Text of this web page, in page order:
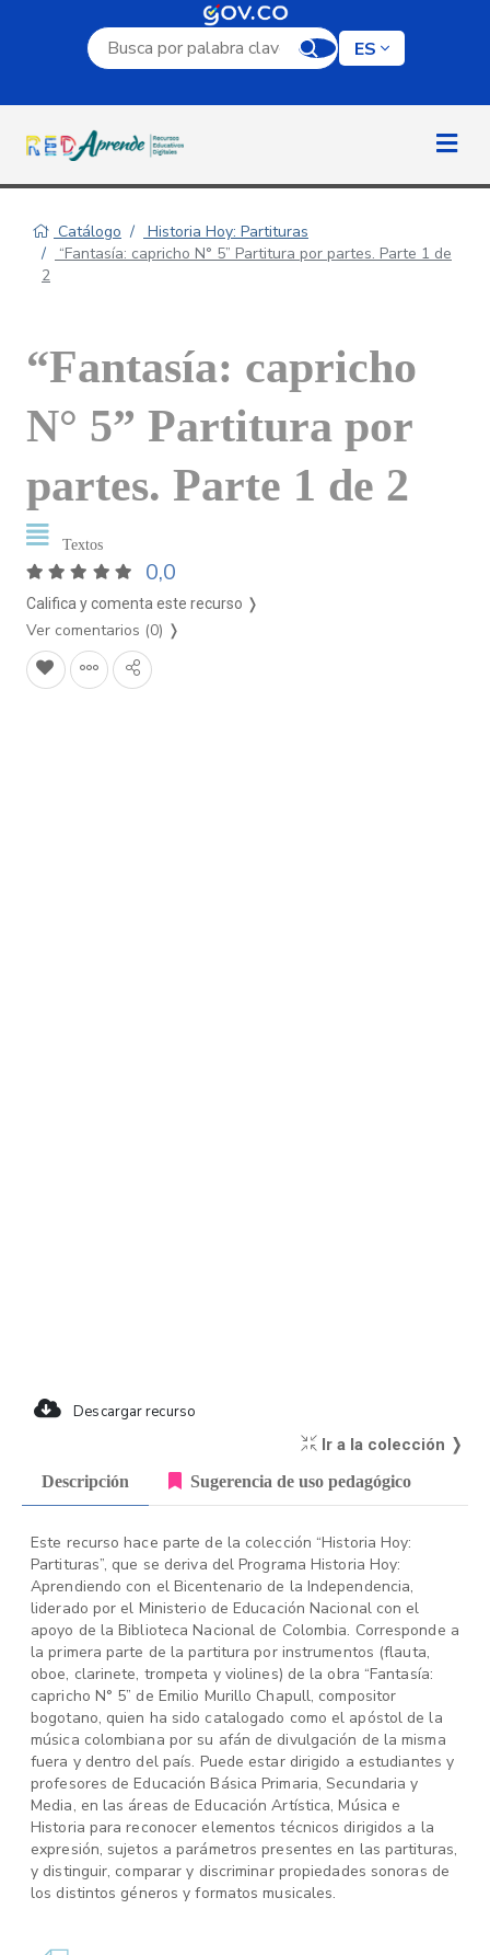
Campo de búsqueda por palabra clave
ES
Catálogo
Historia Hoy: Partituras
“Fantasía: capricho N° 5” Partitura por partes. Parte 1 de
2
“Fantasía: capricho
N° 5” Partitura por
partes. Parte 1 de 2
Textos
0,0
Califica y comenta este recurso ❭
Ver comentarios (0) ❭
Descargar recurso
Ir a la colección ❭
Descripción Sugerencia de uso pedagógico
Este recurso hace parte de la colección “Historia Hoy:
Partituras”, que se deriva del Programa Historia Hoy:
Aprendiendo con el Bicentenario de la Independencia,
liderado por el Ministerio de Educación Nacional con el
apoyo de la Biblioteca Nacional de Colombia. Corresponde a
la primera parte de la partitura por instrumentos (flauta,
oboe, clarinete, trompeta y violines) de la obra “Fantasía:
capricho N° 5” de Emilio Murillo Chapull, compositor
bogotano, quien ha sido catalogado como el apóstol de la
música colombiana por su afán de divulgación de la misma
fuera y dentro del país. Puede estar dirigido a estudiantes y
profesores de Educación Básica Primaria, Secundaria y
Media, en las áreas de Educación Artística, Música e
Historia para reconocer elementos técnicos dirigidos a la
expresión, sujetos a parámetros presentes en las partituras,
y distinguir, comparar y discriminar propiedades sonoras de
los distintos géneros y formatos musicales.